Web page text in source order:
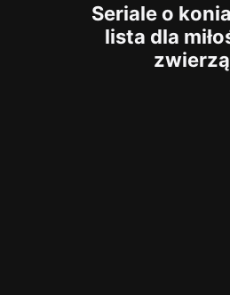
Seriale o
lista dla